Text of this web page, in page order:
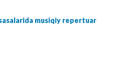
musiqiy repertuar